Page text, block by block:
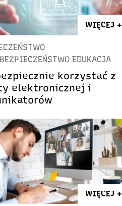
WIĘCEJ +
EDUKACJA
korzystać z
elektronicznej i
WIĘCEJ +